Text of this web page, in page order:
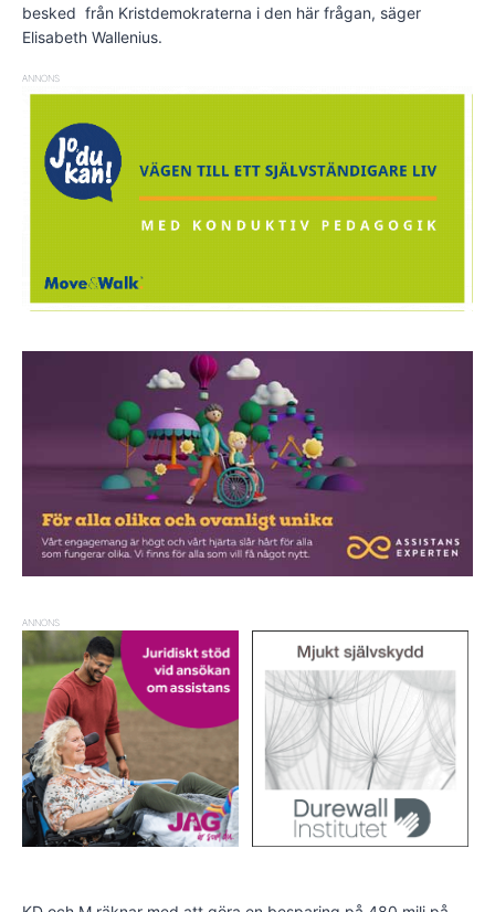
besked från Kristdemokraterna i den här frågan, säger
Elisabeth Wallenius.
ANNONS
ANNONS